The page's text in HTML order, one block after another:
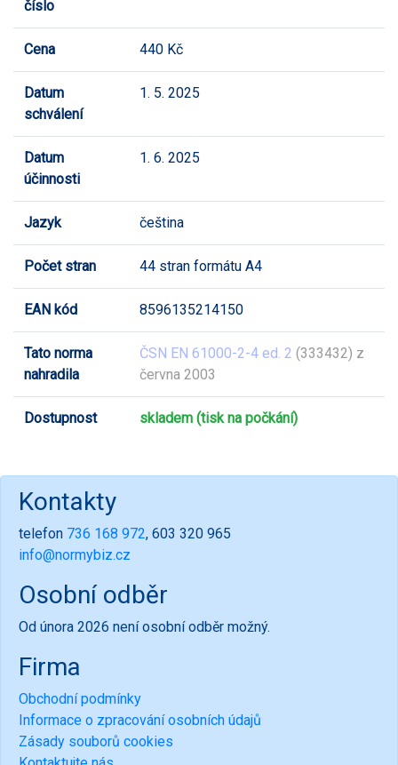
číslo
Cena 440 Kč
Datum
schválení
1. 5. 2025
Datum
účinnosti
1. 6. 2025
Jazyk čeština
Počet stran 44 stran formátu A4
EAN kód 8596135214150
Tato norma
nahradila
ČSN EN 61000-2-4 ed. 2 (333432) z
června 2003
Dostupnost skladem (tisk na počkání)
Kontakty
telefon 736 168 972, 603 320 965
info@normybiz.cz
Osobní odběr
Od února 2026 není osobní odběr možný.
Firma
Obchodní podmínky
Informace o zpracování osobních údajů
Zásady souborů cookies